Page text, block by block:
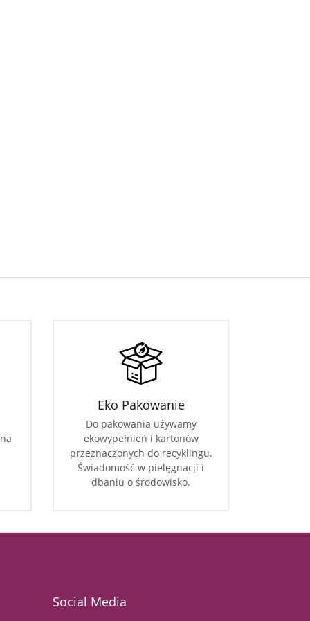
Eko Pakowanie
Do pakowania używamy
ekowypełnień i kartonów
przeznaczonych do recyklingu.
Świadomość w pielęgnacji i
dbaniu o środowisko.
Social Media